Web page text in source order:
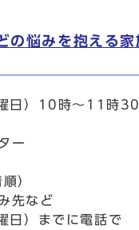
の悩みを抱える
日）10時～11時
ー
）
先など
日）までに電話で